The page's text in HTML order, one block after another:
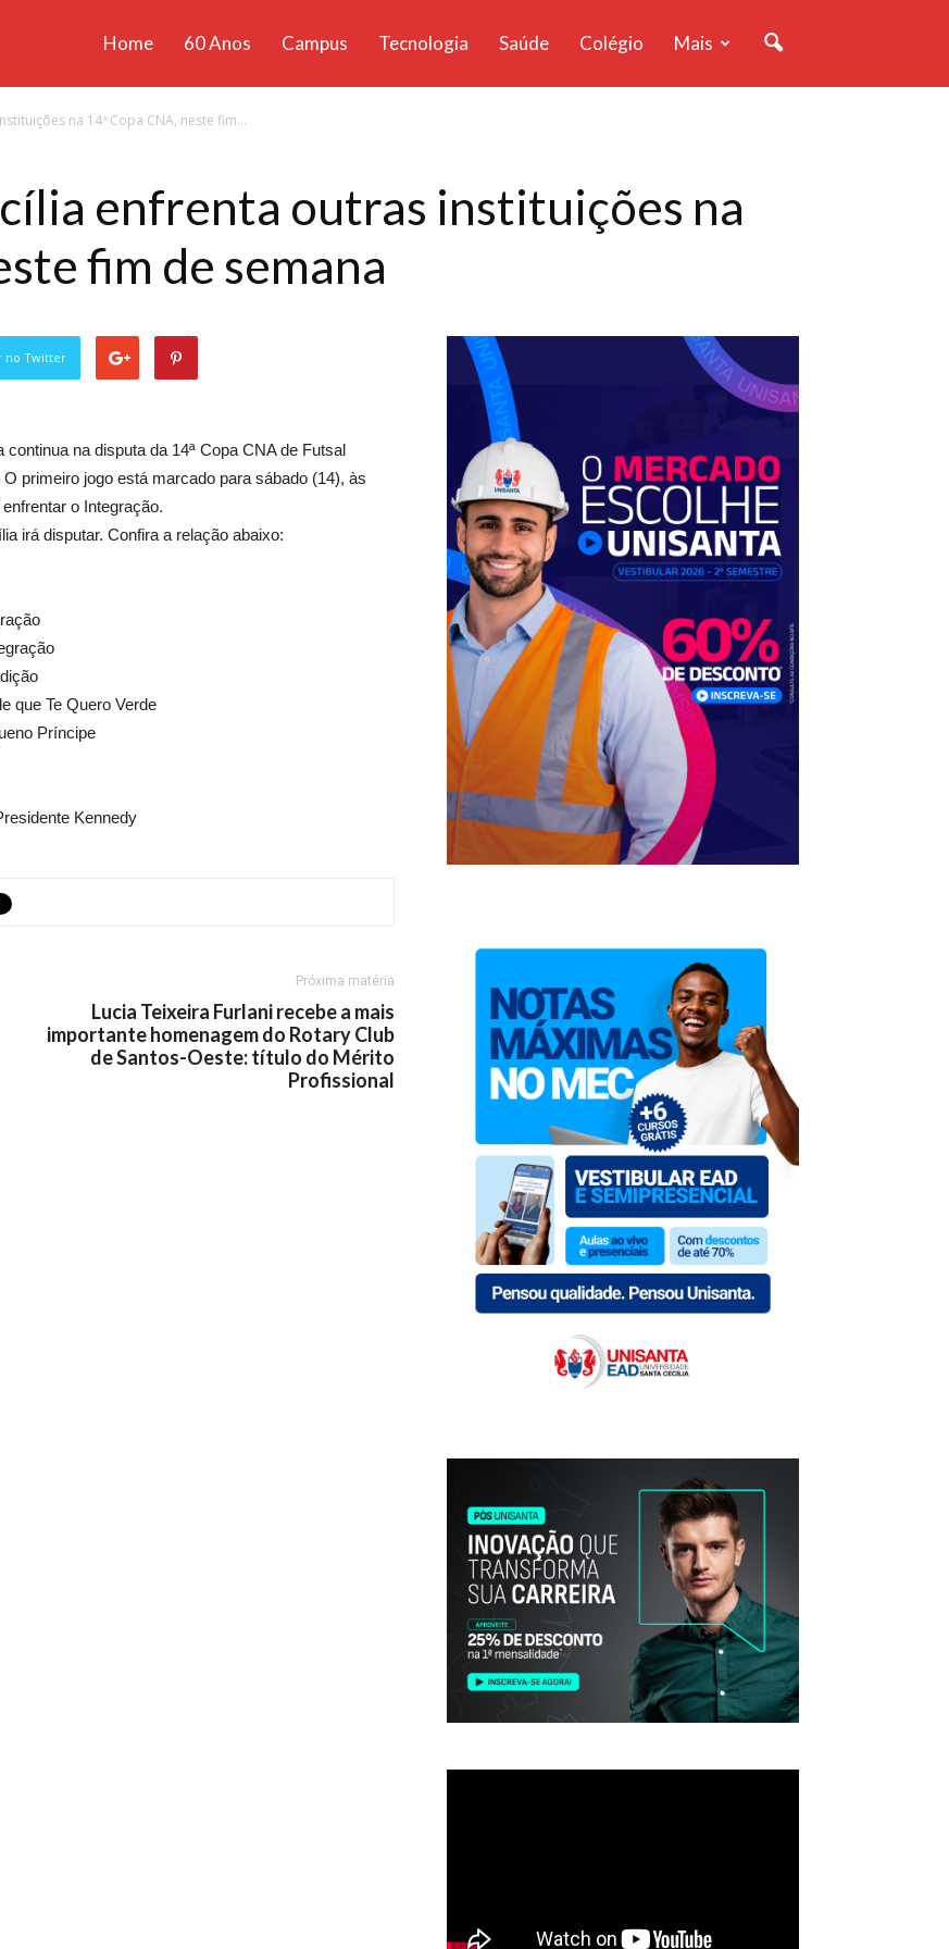
Home 60 Anos Campus Tecnologia Saúde Colégio Mais
na 14ª Copa CNA, neste fim...
enfrenta outras instituições na
fim de semana
no Twitter
na disputa da 14ª Copa CNA de Futsal
primeiro jogo está marcado para sábado (14), às
o Integração.
irá disputar. Confira a relação abaixo:
que Te Quero Verde
Príncipe
Kennedy
Próxima matéria
Lucia Teixeira Furlani recebe a mais
importante homenagem do Rotary Club
de Santos-Oeste: título do Mérito
Profissional